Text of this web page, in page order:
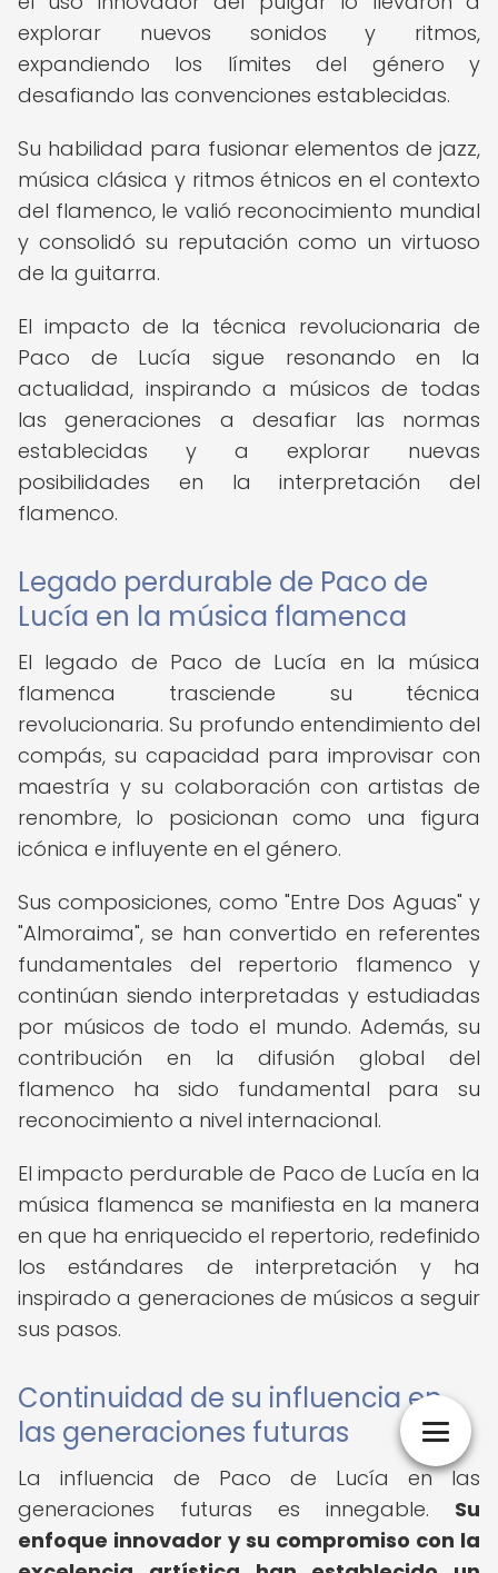
explorar nuevos sonidos y ritmos,
expandiendo los límites del género y
desafiando las convenciones establecidas.
Su habilidad para fusionar elementos de jazz,
música clásica y ritmos étnicos en el contexto
del flamenco, le valió reconocimiento mundial
y consolidó su reputación como un virtuoso
de la guitarra.
El impacto de la técnica revolucionaria de
Paco de Lucía sigue resonando en la
actualidad, inspirando a músicos de todas
las generaciones a desafiar las normas
establecidas y a explorar nuevas
posibilidades en la interpretación del
flamenco.
Legado perdurable de Paco de
Lucía en la música flamenca
El legado de Paco de Lucía en la música
flamenca trasciende su técnica
revolucionaria. Su profundo entendimiento del
compás, su capacidad para improvisar con
maestría y su colaboración con artistas de
renombre, lo posicionan como una figura
icónica e influyente en el género.
Sus composiciones, como "Entre Dos Aguas" y
"Almoraima", se han convertido en referentes
fundamentales del repertorio flamenco y
continúan siendo interpretadas y estudiadas
por músicos de todo el mundo. Además, su
contribución en la difusión global del
flamenco ha sido fundamental para su
reconocimiento a nivel internacional.
El impacto perdurable de Paco de Lucía en la
música flamenca se manifiesta en la manera
en que ha enriquecido el repertorio, redefinido
los estándares de interpretación y ha
inspirado a generaciones de músicos a seguir
sus pasos.
Continuidad de su influencia en
las generaciones futuras
La influencia de Paco de Lucía en las
generaciones futuras es innegable. Su
enfoque innovador y su compromiso con la